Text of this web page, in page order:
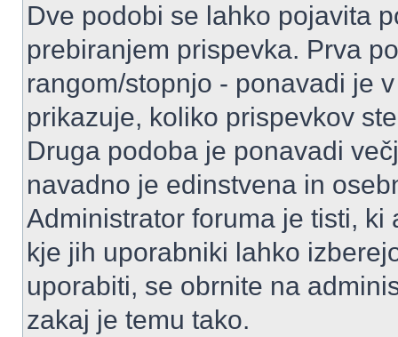
Dve podobi se lahko pojavita
prebiranjem prispevka. Prva
rangom/stopnjo - ponavadi je
prikazuje, koliko prispevkov
Druga podoba je ponavadi
navadno je edinstvena in
Administrator foruma je tisti,
kje jih uporabniki lahko
uporabiti, se obrnite na
zakaj je temu tako.